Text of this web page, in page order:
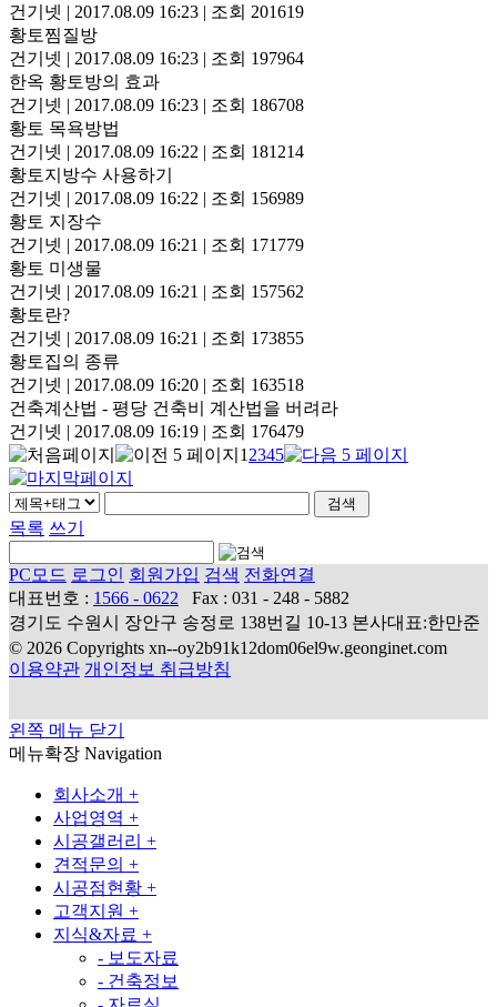
건기넷 | 2017.08.09 16:23 | 조회 201619
황토찜질방
건기넷 | 2017.08.09 16:23 | 조회 197964
한옥 황토방의 효과
건기넷 | 2017.08.09 16:23 | 조회 186708
황토 목욕방법
건기넷 | 2017.08.09 16:22 | 조회 181214
황토지방수 사용하기
건기넷 | 2017.08.09 16:22 | 조회 156989
황토 지장수
건기넷 | 2017.08.09 16:21 | 조회 171779
황토 미생물
건기넷 | 2017.08.09 16:21 | 조회 157562
황토란?
건기넷 | 2017.08.09 16:21 | 조회 173855
황토집의 종류
건기넷 | 2017.08.09 16:20 | 조회 163518
건축계산법 - 평당 건축비 계산법을 버려라
건기넷 | 2017.08.09 16:19 | 조회 176479
1 2345
목록 쓰기
PC모드 로그인 회원가입 검색 전화연결
대표번호 : 1566 - 0622
Fax : 031 - 248 - 5882
경기도 수원시 장안구 송정로 138번길 10-13 본사대표:한만준
© 2026 Copyrights xn--oy2b91k12dom06el9w.geonginet.com
이용약관 개인정보 취급방침
왼쪽 메뉴 닫기
메뉴확장 Navigation
회사소개 +
사업영역 +
시공갤러리 +
견적문의 +
시공점현황 +
고객지원 +
지식&자료 +
- 보도자료
- 건축정보